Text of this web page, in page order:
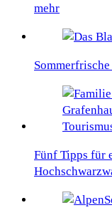
mehr
Fünf Tipps für